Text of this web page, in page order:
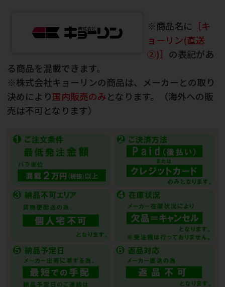
※商品名に ［キ
ョーリン(直送
②)］ の表記があ
る商品を混載できます。
※株式会社キョーリンの商品は、メーカーとの取り
決めにより国内販売のみとなります。（海外への販
売は不可となります）